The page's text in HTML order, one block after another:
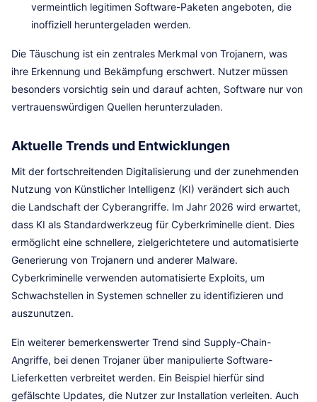
vermeintlich legitimen Software-Paketen angeboten, die
inoffiziell heruntergeladen werden.
Die Täuschung ist ein zentrales Merkmal von Trojanern, was
ihre Erkennung und Bekämpfung erschwert. Nutzer müssen
besonders vorsichtig sein und darauf achten, Software nur von
vertrauenswürdigen Quellen herunterzuladen.
Aktuelle Trends und Entwicklungen
Mit der fortschreitenden Digitalisierung und der zunehmenden
Nutzung von Künstlicher Intelligenz (KI) verändert sich auch
die Landschaft der Cyberangriffe. Im Jahr 2026 wird erwartet,
dass KI als Standardwerkzeug für Cyberkriminelle dient. Dies
ermöglicht eine schnellere, zielgerichtetere und automatisierte
Generierung von Trojanern und anderer Malware.
Cyberkriminelle verwenden automatisierte Exploits, um
Schwachstellen in Systemen schneller zu identifizieren und
auszunutzen.
Ein weiterer bemerkenswerter Trend sind Supply-Chain-
Angriffe, bei denen Trojaner über manipulierte Software-
Lieferketten verbreitet werden. Ein Beispiel hierfür sind
gefälschte Updates, die Nutzer zur Installation verleiten. Auch